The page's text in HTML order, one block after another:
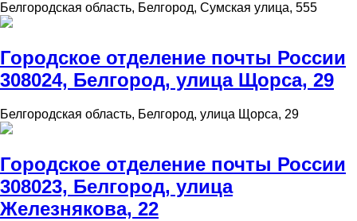
Белгородская область, Белгород, Сумская улица, 555
Городское отделение почты России
308024, Белгород, улица Щорса, 29
Белгородская область, Белгород, улица Щорса, 29
Городское отделение почты России
308023, Белгород, улица
Железнякова, 22